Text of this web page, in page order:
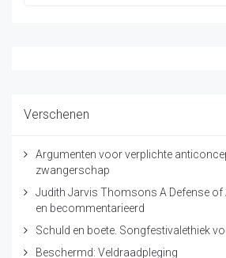
Verschenen
Argumenten voor verplichte
zwangerschap
Judith Jarvis Thomsons A Defense
en becommentarieerd
Schuld en boete. Songfestivalethiek
Beschermd: Veldraadpleging